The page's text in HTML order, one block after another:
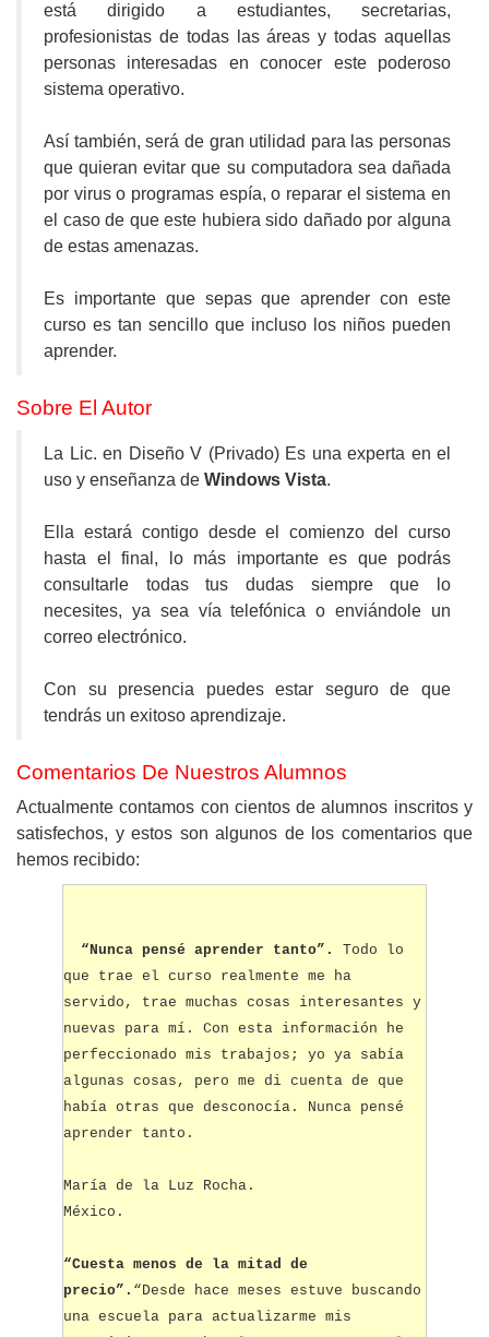
está dirigido a estudiantes, secretarias,
profesionistas de todas las áreas y todas aquellas
personas interesadas en conocer este poderoso
sistema operativo.
Así también, será de gran utilidad para las personas
que quieran evitar que su computadora sea dañada
por virus o programas espía, o reparar el sistema en
el caso de que este hubiera sido dañado por alguna
de estas amenazas.
Es importante que sepas que aprender con este
curso es tan sencillo que incluso los niños pueden
aprender.
Sobre El Autor
La Lic. en Diseño V (Privado) Es una experta en el
uso y enseñanza de Windows Vista.
Ella estará contigo desde el comienzo del curso
hasta el final, lo más importante es que podrás
consultarle todas tus dudas siempre que lo
necesites, ya sea vía telefónica o enviándole un
correo electrónico.
Con su presencia puedes estar seguro de que
tendrás un exitoso aprendizaje.
Comentarios De Nuestros Alumnos
Actualmente contamos con cientos de alumnos inscritos y
satisfechos, y estos son algunos de los comentarios que
hemos recibido:
“Nunca pensé aprender tanto”.
Todo lo
que trae el curso realmente me ha
servido, trae muchas cosas interesantes y
nuevas para mí. Con esta información he
perfeccionado mis trabajos; yo ya sabía
algunas cosas, pero me di cuenta de que
había otras que desconocía. Nunca pensé
aprender tanto.
María de la Luz Rocha.
México.
“Cuesta menos de la mitad de
precio”. “Desde hace meses estuve buscando
una escuela para actualizarme mis